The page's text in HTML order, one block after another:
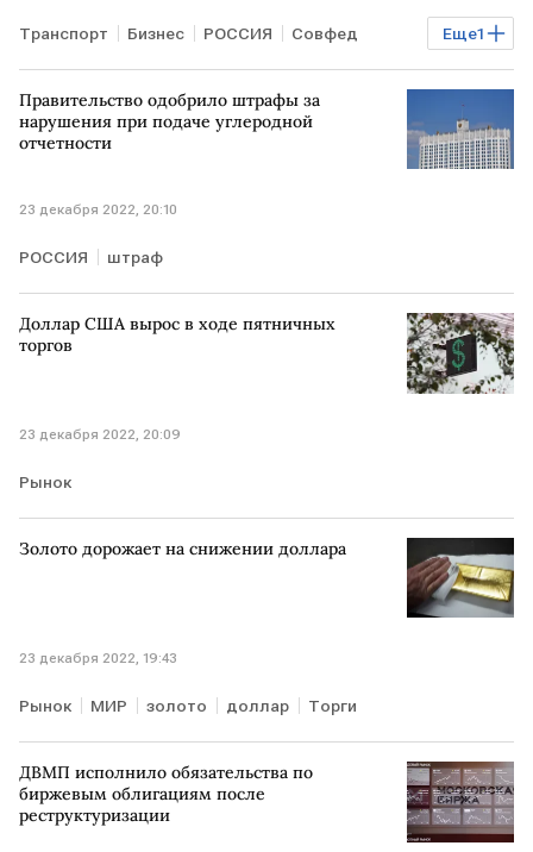
Еще1
Транспорт Бизнес РОССИЯ Совфед
каботажные перевозки
Правительство одобрило штрафы за
нарушения при подаче углеродной
отчетности
23 декабря 2022, 20:10
РОССИЯ штраф
Доллар США вырос в ходе пятничных
торгов
23 декабря 2022, 20:09
Рынок
Золото дорожает на снижении доллара
23 декабря 2022, 19:43
Рынок МИР золото доллар Торги
ДВМП исполнило обязательства по
биржевым облигациям после
реструктуризации